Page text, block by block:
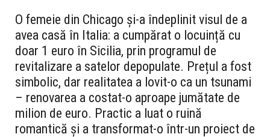
O femeie din Chicago și-a îndeplinit visul de a
avea casă în Italia: a cumpărat o locuință cu
doar 1 euro în Sicilia, prin programul de
revitalizare a satelor depopulate. Prețul a fost
simbolic, dar realitatea a lovit-o ca un tsunami
– renovarea a costat-o aproape jumătate de
milion de euro. Practic a luat o ruină
romantică și a transformat-o într-un proiect de